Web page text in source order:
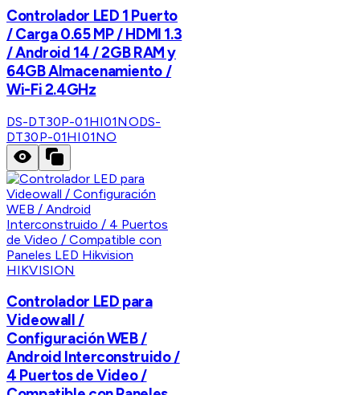
Controlador LED 1 Puerto
/ Carga 0.65 MP / HDMI 1.3
/ Android 14 / 2GB RAM y
64GB Almacenamiento /
Wi-Fi 2.4GHz
DS-DT30P-01HI01NODS-
DT30P-01HI01NO
HIKVISION
Controlador LED para
Videowall /
Configuración WEB /
Android Interconstruido /
4 Puertos de Video /